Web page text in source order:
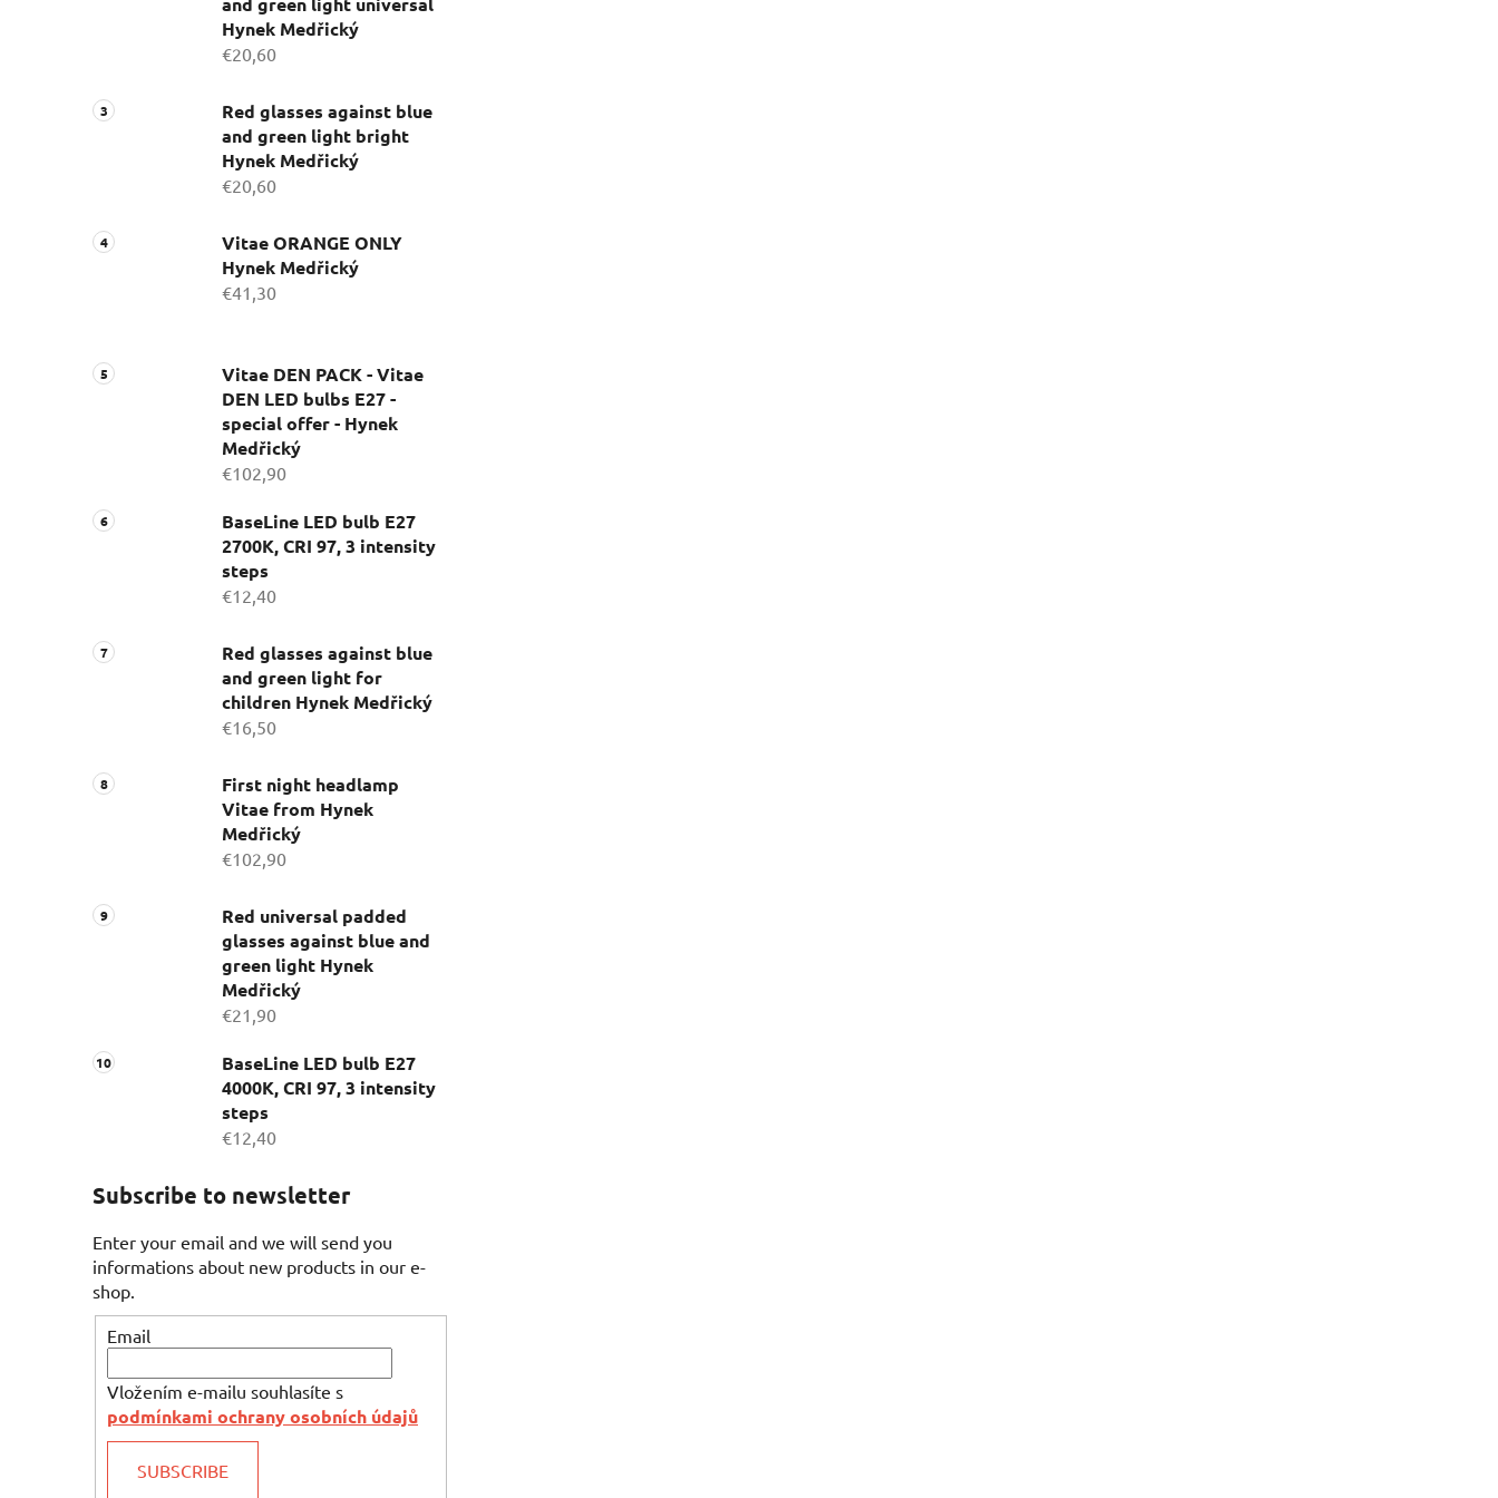
Hynek Medřický
€20,60
Red glasses against blue
and green light bright
Hynek Medřický
€20,60
Vitae ORANGE ONLY
Hynek Medřický
€41,30
Vitae DEN PACK - Vitae
DEN LED bulbs E27 -
special offer - Hynek
Medřický
€102,90
BaseLine LED bulb E27
2700K, CRI 97, 3 intensity
steps
€12,40
Red glasses against blue
and green light for
children Hynek Medřický
€16,50
First night headlamp
Vitae from Hynek
Medřický
€102,90
Red universal padded
glasses against blue and
green light Hynek
Medřický
€21,90
BaseLine LED bulb E27
4000K, CRI 97, 3 intensity
steps
€12,40
Subscribe to newsletter
Enter your email and we will send you
informations about new products in our e-
shop.
Email
Vložením e-mailu souhlasíte s
podmínkami ochrany osobních údajů
SUBSCRIBE